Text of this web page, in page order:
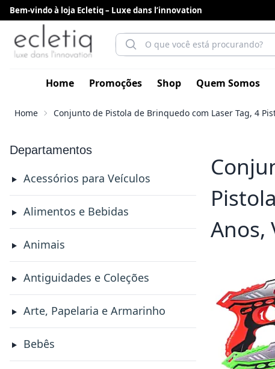
Bem-vindo à loja Ecletiq – Luxe dans l’innovation
Home Promoções Shop Quem Somos
Home Conjunto de Pistola de Brinquedo com Laser Tag, 4
Departamentos
Acessórios para Veículos
Alimentos e Bebidas
Animais
Antiguidades e Coleções
Arte, Papelaria e Armarinho
Bebês
Anos,